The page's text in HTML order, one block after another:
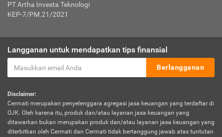
PT Artha Investa Teknologi
KEP-7/PM.21/2021
Langganan untuk mendapatkan tips finansial
Berlangganan
Disclaimer:
Cermati merupakan penyelenggara agregasi jasa keuangan yang terdaftar di
OJK. Oleh karena itu, produk dan/atau layanan jasa keuangan yang
ditawarkan bukan merupakan produk dan/atau layanan jasa keuangan yang
diterbitkan oleh Cermati dan Cermati tidak bertanggung jawab atas tuntutan